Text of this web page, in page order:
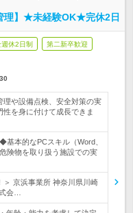
理】★未経験OK★完休2日
休2日制 第二新卒歓迎
理や設備点検、安全対策の実
を身に付けて成長できま
基本的なPCスキル（Word、
険物を取り扱う施設での実
＞ 京浜事業所 神奈川県川崎
会…